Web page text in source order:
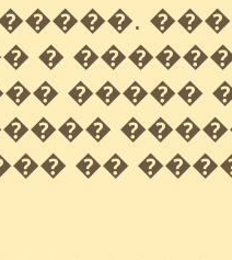
�
�����
��